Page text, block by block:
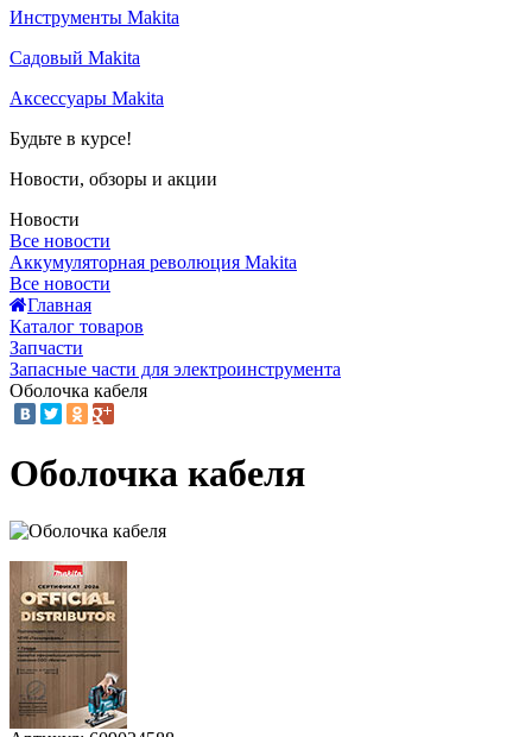
Инструменты Makita
Садовый Makita
Аксессуары Makita
Будьте в курсе!
Новости, обзоры и акции
Новости
Все новости
Аккумуляторная революция Makita
Все новости
Главная
Каталог товаров
Запчасти
Запасные части для электроинструмента
Оболочка кабеля
Оболочка кабеля